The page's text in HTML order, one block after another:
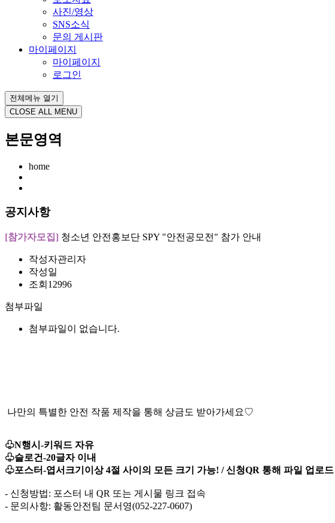
사진/영상
SNS소식
문의 게시판
마이페이지
마이페이지
로그인
전체메뉴 열기
CLOSE ALL MENU
본문영역
home
공지사항
[참가자모집] 청소년 안전홍보단 SPY "안전공모전" 참가 안내
작성자관리자
작성일
조회 12996
첨부파일
첨부파일이 없습니다.
나만의 특별한 안전 작품 제작을 통해 상금도 받아가세요♡
♧N행시-키워드 자유
♧슬로건-20글자 이내
♧포스터-엽서크기이상 4절 사이의 모든 크기 가능! / 신청QR 통해 파일 업로드
- 신청방법: 포스터 내 QR 또는 게시물 링크 접속
- 문의사항: 활동안전팀 문서영(052-227-0607)